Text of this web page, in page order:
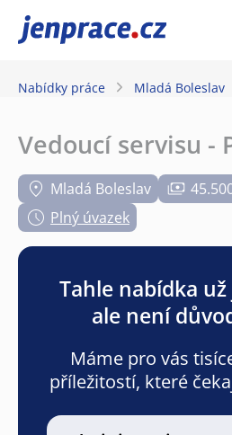
JenPráce.cz
Nabídky práce Mladá Boleslav
Vedoucí servisu -
Mladá Boleslav
Plný úvazek
Tahle nabídka už
ale není
Máme pro vás
příležitostí, které